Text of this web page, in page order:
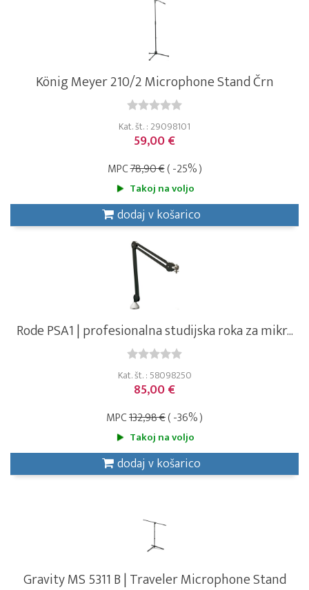
König Meyer 210/2 Microphone Stand Črn
Kat. št. : 29098101
59,00 €
MPC78,90 €( -25% )
Takoj na voljo
dodaj v košarico
Rode PSA1 | profesionalna studijska roka za mikr...
Kat. št. : 58098250
85,00 €
MPC132,98 €( -36% )
Takoj na voljo
dodaj v košarico
Gravity MS 5311 B | Traveler Microphone Stand